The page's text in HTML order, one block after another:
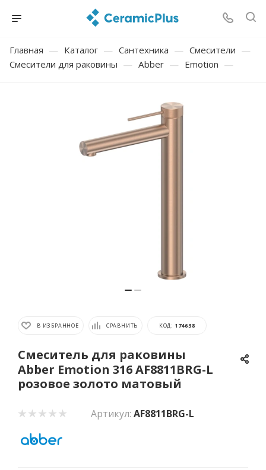
Главная — Каталог — Сантехника — Смесители —
Смесители для раковины — Abber — Emotion —
В ИЗБРАННОЕ СРАВНИТЬ КОД: 174638
Смеситель для раковины
Abber Emotion 316 AF8811BRG-L
розовое золото матовый
Артикул: AF8811BRG-L